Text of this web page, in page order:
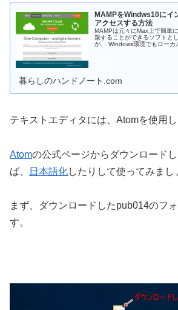
MAMPをWindws10にイ
アクセスする方法
MAMPは元々にMax上で簡単
築することができるソフトと
が、 Windows環境でもローカ
暮らしのハンドノート.com
テキストエディタには、Atomを使用し
Atomの公式ページからダウンロード
ば、
日本語化したりして使ってみまし
まず、ダウンロードしたpub014のフ
す。